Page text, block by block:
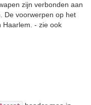
zijn verbonden aan
De voorwerpen op het
Haarlem. - zie ook